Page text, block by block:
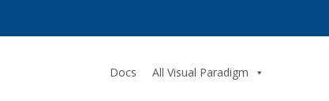
Docs All Visual Paradigm